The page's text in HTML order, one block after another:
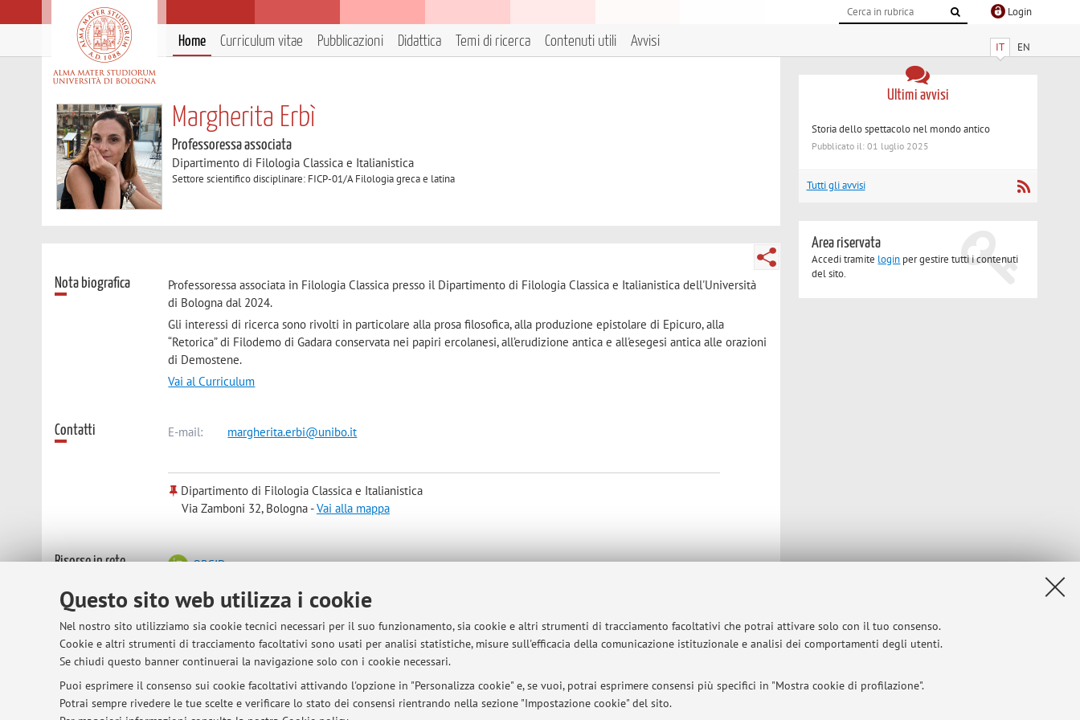
Questo sito web utilizza i cookie
Nel nostro sito utilizziamo sia cookie tecnici necessari per il suo funzionamento, sia cookie e altri strumenti di tracciamento facoltativi che potrai attivare solo con il tuo consenso.
Cookie e altri strumenti di tracciamento facoltativi sono usati per analisi statistiche, misure sull'efficacia della comunicazione istituzionale e analisi dei comportamenti degli utenti.
Se chiudi questo banner continuerai la navigazione solo con i cookie necessari.
Puoi esprimere il consenso sui cookie facoltativi attivando l'opzione in "Personalizza cookie" e, se vuoi, potrai esprimere consensi più specifici in "Mostra cookie di profilazione".
Potrai sempre rivedere le tue scelte e verificare lo stato dei consensi rientrando nella sezione "Impostazione cookie" del sito.
Login
IT EN
Home Curriculum vitae Pubblicazioni Didattica Temi di ricerca Contenuti utili Avvisi
Margherita Erbì
Professoressa associata
Dipartimento di Filologia Classica e Italianistica
Settore scientifico disciplinare: FICP-01/A Filologia greca e latina
Nota biografica
Professoressa associata in Filologia Classica presso il Dipartimento di Filologia Classica e Italianistica dell'Università
di Bologna dal 2024.
Gli interessi di ricerca sono rivolti in particolare alla prosa filosofica, alla produzione epistolare di Epicuro, alla
“Retorica” di Filodemo di Gadara conservata nei papiri ercolanesi, all’erudizione antica e all'esegesi antica alle orazioni
di Demostene.
Vai al Curriculum
Contatti E-mail: margherita.erbi@unibo.it
Dipartimento di Filologia Classica e Italianistica
Via Zamboni 32, Bologna -Vai alla mappa
Risorse in rete ORCID
Orario di ricevimento Su appuntamento. Sede di ricevimento: Via Zamboni 32, primo piano, studio 11.
Ultimi avvisi
Storia dello spettacolo nel mondo antico
Pubblicato il: 01 luglio 2025
Tutti gli avvisi
Area riservata
Accedi tramite login per gestire tutti i contenuti
del sito.
© 2026 - ALMA MATER STUDIORUM - Università di Bologna - Via Zamboni, 33 - 40126 Bologna - Partita IVA: 01131710376